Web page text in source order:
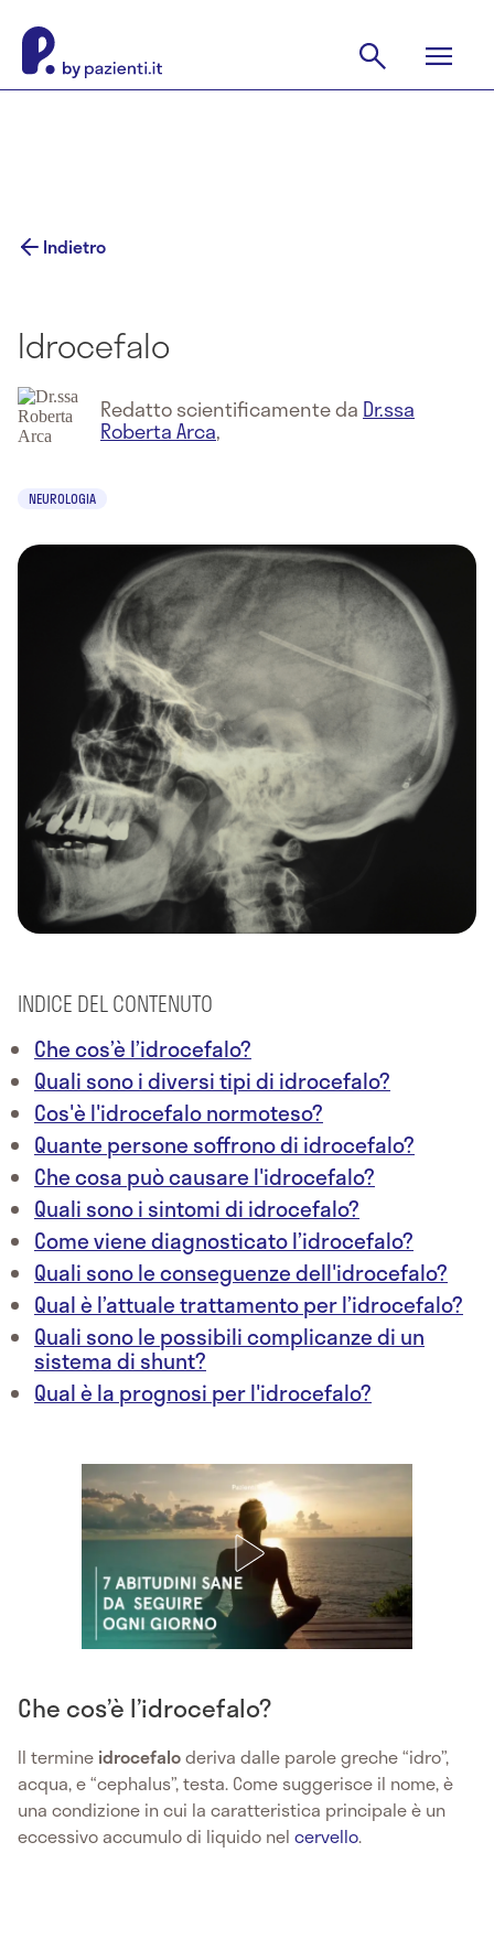
Indietro
Idrocefalo
Redatto scientificamente da Dr.ssa
Roberta Arca,
NEUROLOGIA
INDICE DEL CONTENUTO
Che cos’è l’idrocefalo?
Quali sono i diversi tipi di idrocefalo?
Cos'è l'idrocefalo normoteso?
Quante persone soffrono di idrocefalo?
Che cosa può causare l'idrocefalo?
Quali sono i sintomi di idrocefalo?
Come viene diagnosticato l’idrocefalo?
Quali sono le conseguenze dell'idrocefalo?
Qual è l’attuale trattamento per l’idrocefalo?
Quali sono le possibili complicanze di un
sistema di shunt?
Qual è la prognosi per l'idrocefalo?
Che cos’è l’idrocefalo?
Il termine idrocefaloderiva dalle parole greche “idro”,
acqua, e “cephalus”, testa. Come suggerisce il nome, è
una condizione in cui la caratteristica principale è un
eccessivo accumulo di liquido nel cervello.